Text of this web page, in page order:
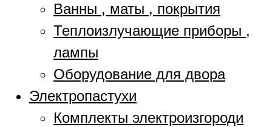
Ванны , маты , покрытия
Теплоизлучающие приборы ,
лампы
Оборудование для двора
Электропастухи
Комплекты электроизгороди